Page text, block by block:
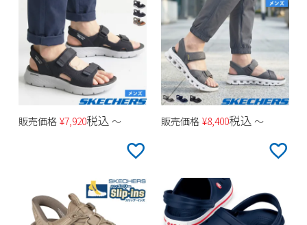
販売価格 ¥7,920税込 〜 販売価格 ¥8,400税込 〜